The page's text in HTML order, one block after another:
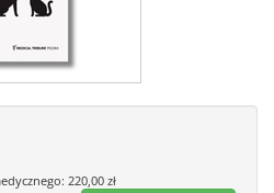
220,00 zł